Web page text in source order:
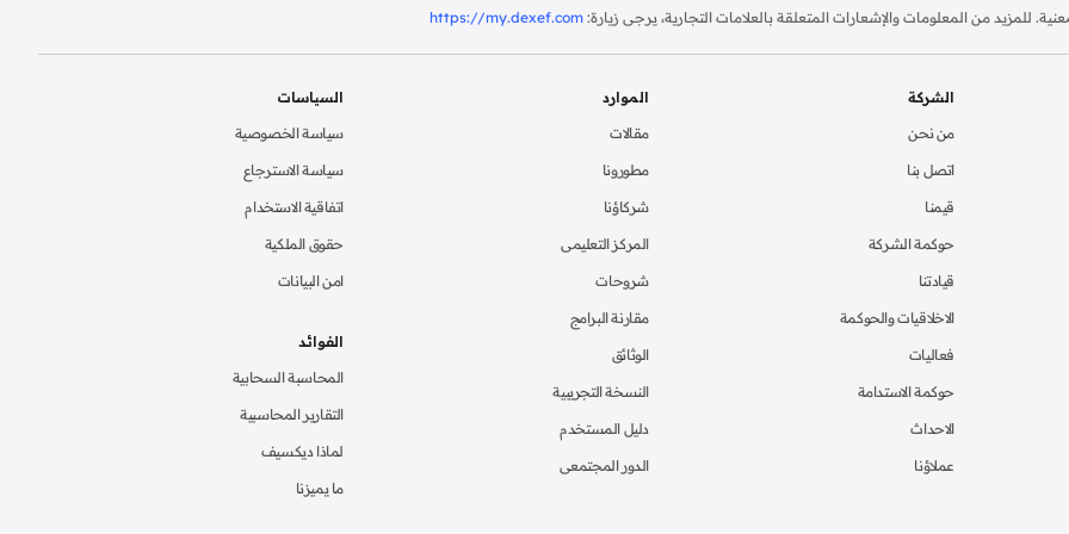
للمزيد من المعلومات والإشعارات المتعلقة بالعلامات التجارية، يرجى زيارة: https://my.dexef.com
الشركة
من نحن
اتصل بنا
قيمنا
حوكمة الشركة
قيادتنا
الاخلاقيات والحوكمة
فعاليات
حوكمة الاستدامة
الاحداث
عملاؤنا
الموارد
مقالات
مطورونا
شركاؤنا
المركز التعليمى
شروحات
مقارنة البرامج
الوثائق
النسخة التجريبية
دليل المستخدم
الدور المجتمعى
السياسات
سياسة الخصوصية
سياسة الاسترجاع
اتفاقية الاستخدام
حقوق الملكية
امن البيانات
الفوائد
المحاسبة السحابية
التقارير المحاسبية
لماذا ديكسيف
ما يميزنا